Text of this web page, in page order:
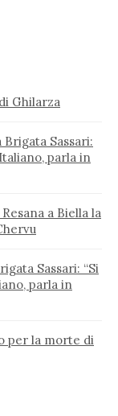
Ghilarza
Sassari:
parla in
a Biella la
Sassari: “Si
parla in
per la morte di